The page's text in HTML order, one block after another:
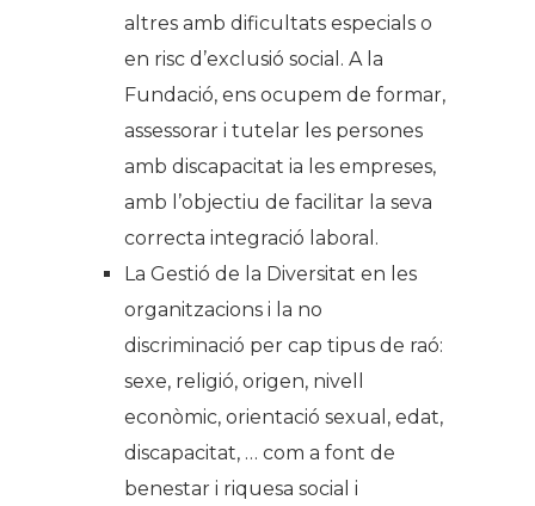
altres amb dificultats especials o
en risc d’exclusió social. A la
Fundació, ens ocupem de formar,
assessorar i tutelar les persones
amb discapacitat ia les empreses,
amb l’objectiu de facilitar la seva
correcta integració laboral.
La Gestió de la Diversitat en les
organitzacions i la no
discriminació per cap tipus de raó:
sexe, religió, origen, nivell
econòmic, orientació sexual, edat,
discapacitat, … com a font de
benestar i riquesa social i